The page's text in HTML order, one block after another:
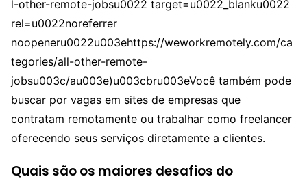
l-other-remote-jobsu0022 target=u0022_blanku0022
rel=u0022noreferrer
noopeneru0022u003ehttps://weworkremotely.com/ca
tegories/all-other-remote-
jobsu003c/au003e)u003cbru003eVocê também pode
buscar por vagas em sites de empresas que
contratam remotamente ou trabalhar como freelancer
oferecendo seus serviços diretamente a clientes.
Quais são os maiores desafios do